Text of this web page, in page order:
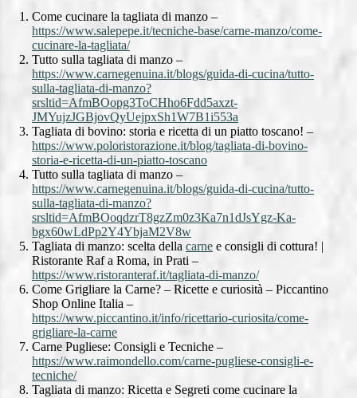
Come cucinare la tagliata di manzo –
https://www.salepepe.it/tecniche-base/carne-manzo/come-
cucinare-la-tagliata/
Tutto sulla tagliata di manzo –
https://www.carnegenuina.it/blogs/guida-di-cucina/tutto-
sulla-tagliata-di-manzo?
srsltid=AfmBOopg3ToCHho6Fdd5axzt-
JMYujzJGBjovQyUejpxSh1W7B1i553a
Tagliata di bovino: storia e ricetta di un piatto toscano! –
https://www.poloristorazione.it/blog/tagliata-di-bovino-
storia-e-ricetta-di-un-piatto-toscano
Tutto sulla tagliata di manzo –
https://www.carnegenuina.it/blogs/guida-di-cucina/tutto-
sulla-tagliata-di-manzo?
srsltid=AfmBOoqdzrT8gzZm0z3Ka7n1dJsYgz-Ka-
bgx60wLdPp2Y4YbjaM2V8w
Tagliata di manzo: scelta della carne e consigli di cottura! |
Ristorante Raf a Roma, in Prati –
https://www.ristoranteraf.it/tagliata-di-manzo/
Come Grigliare la Carne? – Ricette e curiosità – Piccantino
Shop Online Italia –
https://www.piccantino.it/info/ricettario-curiosita/come-
grigliare-la-carne
Carne Pugliese: Consigli e Tecniche –
https://www.raimondello.com/carne-pugliese-consigli-e-
tecniche/
Tagliata di manzo: Ricetta e Segreti come cucinare la